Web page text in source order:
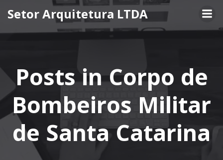
Pular
para
o
Setor Arquitetura LTDA
Posts in Corpo de
Bombeiros Militar
de Santa Catarina